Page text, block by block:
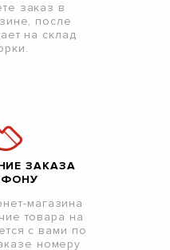
заказ в
после
на склад
ЗАКАЗА
магазина
товара на
с вами по
номеру